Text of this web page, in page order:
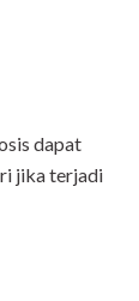
dapat
jika terjadi